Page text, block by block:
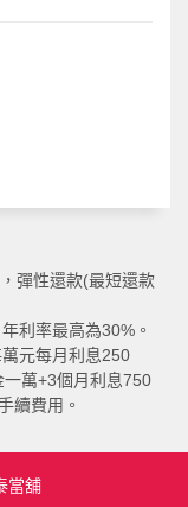
彈性還款(最短還款
利率最高為30%。
元每月利息250
萬+3個月利息750
續費用。
當舖